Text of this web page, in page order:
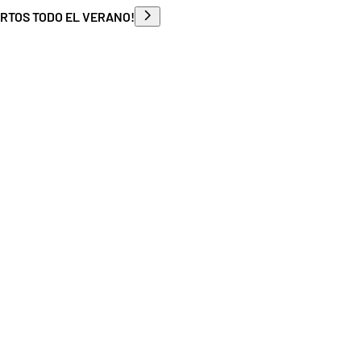
TODO EL VERANO!